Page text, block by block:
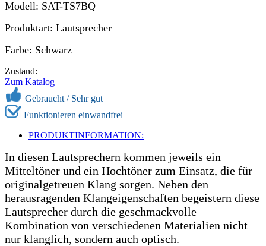
Modell: SAT-TS7BQ
Produktart: Lautsprecher
Farbe: Schwarz
Zustand:
Zum Katalog
Gebraucht / Sehr gut
Funktionieren einwandfrei
PRODUKTINFORMATION:
In diesen Lautsprechern kommen jeweils ein
Mitteltöner und ein Hochtöner zum Einsatz, die für
originalgetreuen Klang sorgen. Neben den
herausragenden Klangeigenschaften begeistern diese
Lautsprecher durch die geschmackvolle
Kombination von verschiedenen Materialien nicht
nur klanglich, sondern auch optisch.